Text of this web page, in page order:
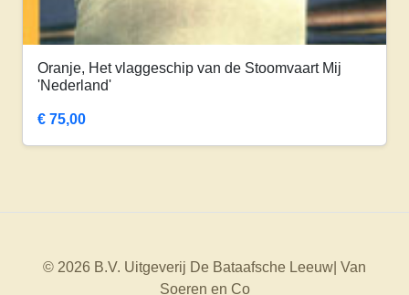
Oranje, Het vlaggeschip van de Stoomvaart Mij
'Nederland'
€ 75,00
© 2026 B.V. Uitgeverij De Bataafsche Leeuw| Van
Soeren en Co